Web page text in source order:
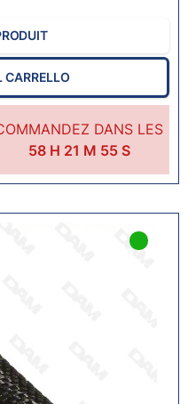
DANS LES
58H 21 M 54 S
CARRELLO